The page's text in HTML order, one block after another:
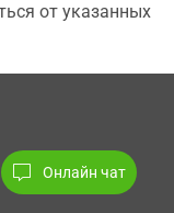
от указанных
Онлайн чат